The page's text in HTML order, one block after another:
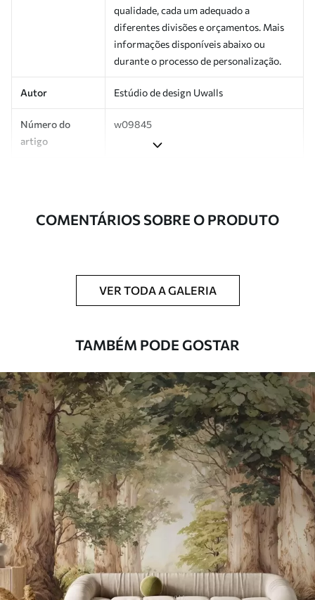
qualidade, cada um adequado a
diferentes divisões e orçamentos. Mais
informações disponíveis abaixo ou
durante o processo de personalização.
Autor Estúdio de design Uwalls
Número do
artigo
w09845
Adicionalmente
Disponível com revestimento de verniz
esponja macia. Murais de parede com
revestimento de verniz podem ser limpos
Aplicação perfeita
Materiais disponíveis
Standard
45 .0027.00€/m²
Premium
56 .6734.00€/m²
Vinil Premium
65.00 39.00 € /m²
COMENTÁRIOS SOBRE O PRODUTO
VER TODA A GALERIA
TAMBÉM PODE GOSTAR